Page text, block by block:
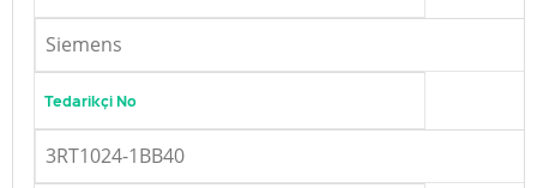
Siemens
Tedarikçi No
3RT1024-1BB40